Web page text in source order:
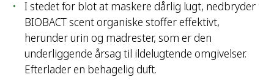
I stedet for blot at maskere dårlig lugt, nedbryder
BIOBACT scent organiske stoffer effektivt,
herunder urin og madrester, som er den
underliggende årsag til ildelugtende omgivelser.
Efterlader en behagelig duft.